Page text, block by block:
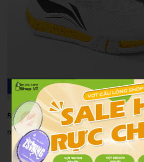
Bên cạnh đó, thì hãng còn trang bị
một số công nghệ tiên tiến như là:
PROBAR LOC: Công nghệ